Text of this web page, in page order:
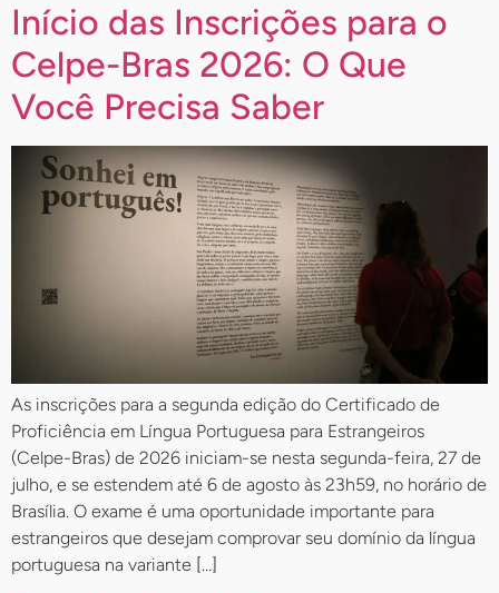
Início das Inscrições para o
Celpe-Bras 2026: O Que
Você Precisa Saber
As inscrições para a segunda edição do Certificado de
Proficiência em Língua Portuguesa para Estrangeiros
(Celpe-Bras) de 2026 iniciam-se nesta segunda-feira, 27 de
julho, e se estendem até 6 de agosto às 23h59, no horário de
Brasília. O exame é uma oportunidade importante para
estrangeiros que desejam comprovar seu domínio da língua
portuguesa na variante […]